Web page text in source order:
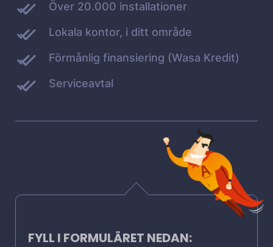
Över 20.000 installationer
Lokala kontor, i ditt område
Förmånlig finansiering (Wasa Kredit)
Serviceavtal
FYLL I FORMULÄRET NEDAN: